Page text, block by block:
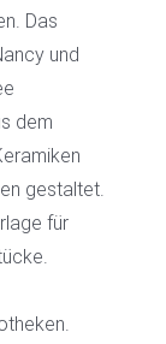
Das
und
dem
gestaltet.
für